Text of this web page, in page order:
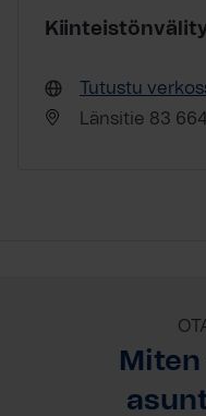
Tutustu
Länsitie 83